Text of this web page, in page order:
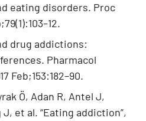
eating disorders. Proc
drug addictions:
Pharmacol
Feb;153:182–90.
Ö, Adan R, Antel J,
et al. “Eating addiction”,